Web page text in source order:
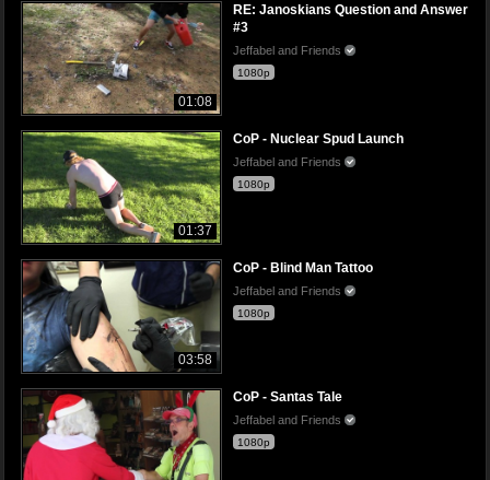
01:08
RE: Janoskians Question and Answer
#3
Jeffabel and Friends
1080p
01:37
CoP - Nuclear Spud Launch
Jeffabel and Friends
1080p
03:58
CoP - Blind Man Tattoo
Jeffabel and Friends
1080p
CoP - Santas Tale
Jeffabel and Friends
1080p